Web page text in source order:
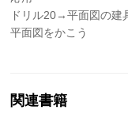
ドリル20→平面図の建
平面図をかこう
関連書籍